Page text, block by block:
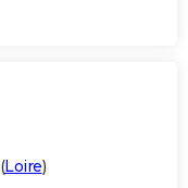
(Loire)